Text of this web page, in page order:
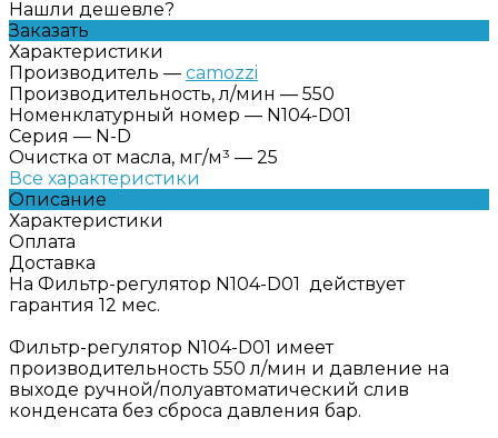
Нашли дешевле?
Заказать
Характеристики
Производитель — camozzi
Производительность, л/мин — 550
Номенклатурный номер — N104-D01
Серия — N-D
Очистка от масла, мг/м³ — 25
Все характеристики
Описание
Характеристики
Оплата
Доставка
На Фильтр-регулятор N104-D01 действует
гарантия 12 мес.
Фильтр-регулятор N104-D01 имеет
производительность 550 л/мин и давление на
выходе ручной/полуавтоматический слив
конденсата без сброса давления бар.